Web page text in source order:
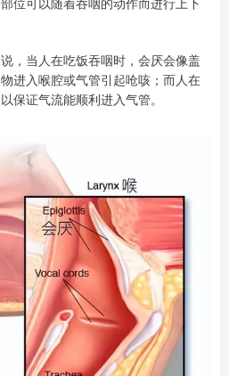
，当人在吃饭吞咽时，会厌会像盖
进入喉腔或气管引起呛咳；而人在
保证气流能顺利进入气管。